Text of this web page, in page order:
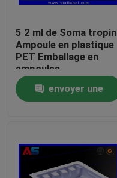
Maison
Au sujet de nous
5 2 ml de Soma tropin
Ampoule en plastique
PET Emballage en
ampoules
envoyer une